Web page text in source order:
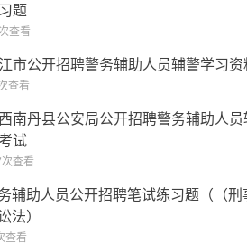
题
查看
市公开招聘警务辅助人员辅警学习资
查看
南丹县公安局公开招聘警务辅助人员
试
查看
辅助人员公开招聘笔试练习题（（刑
法）
查看